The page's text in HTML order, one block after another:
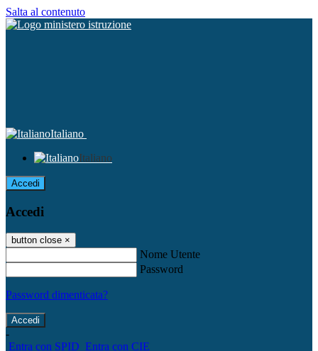
Salta al contenuto
Italiano
Italiano
Accedi
Accedi
button close ×
Nome Utente
Password
Password dimenticata?
-
Entra con SPID Entra con CIE